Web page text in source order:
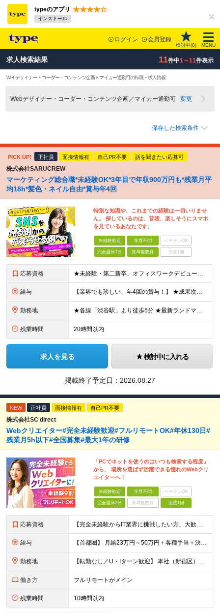
typeのアプリ
インストール
ログイン 会員登録
検討中(0) MENU
求人検索結果 11件中1～11件表示
Webデザイナー・コーダー・コンテンツ企画 × マイカー通勤可の転職・求人情報
Webデザイナー・コーダー・コンテンツ企画／マイカー通勤可 変更
保存した検索条件
PICK UP! 正社員 面接情報有 自己PR不要 話を聞きたい応募可
株式会社SARUCREW
マーケティング総合職*未経験OK*3年目で年収900万円も*残業月平
均18h*髪色・ネイル自由*賞与年4回
特別な知識や、これまでの経験は一切いりませ
ん。 探しているのは、普段、楽しそうにスマホ
を見ているあなたです。
未経験歓迎 学歴不問 ベテランOK
完全週休2日 賞与複数月 面接1回
応募資格 ★未経験・第二新卒、オフィスワークデビュー大歓迎 ★平均年齢は28.6歳！ ★20代の若手メンバーが中心になって活躍している職場です！ ●学歴不問 ※35歳以下の方（若年層の長期キャリア形成） ★こ
給与 【業界でも珍しい、年4回の賞与！】 ★成果次第でスピード昇給可 →20代で年収700万〜900万超も！ ■未経験：月給26〜30万円＋賞与年4回（業績による）＋各種手当 ※経験・スキルを考慮して決定
勤務地 ★各線「渋谷駅」より徒歩5分 ★最新ランドマークオフィスです！ ★転勤はありません 【本社】 東京都渋谷区道玄坂2-25-12 道玄坂通 dogenzaka-dori 5階 ※(変更の範囲)上記を除
残業時間 20時間以内
求人を見る 検討中に入れる
掲載終了予定日： 2026.08.27
NEW 正社員 面接情報有 自己PR不要
株式会社SC direct
Webクリエイター#完全未経験歓迎#フルリモートOK#年休130日#
残業月5h以下#全国募集#最大1年の研修
「PCでネットを使うのはいつも検索する程度」
から、 場所を選ばず活躍できる憧れのWebクリ
エイターへ！
未経験歓迎 学歴不問 ベテランOK
完全週休2日 賞与複数月 面接1回
応募資格 【完全未経験からIT業界に挑戦したい方、大歓迎！】 ●応募年齢制限：34歳まで（若年層の長期キャリア形成を図るため） ★学歴不問・転職回数不問 ★第二新卒・社会人デビューOK 【こんな方を求めていま
給与 【首都圏】 月給23万円～50万円＋各種手当＋決算賞与 【大阪】 月給22万円～50万円＋各種手当＋決算賞与 【愛知】 月給21.5万円～50万円＋各種手当＋決算賞与 【福岡・宮城】 月給20万
勤務地 【転勤なし／U・Iターン歓迎】 本社（新宿区）、大阪支店、名古屋支店または東京都・神奈川県・千葉県・埼玉県・愛知県・大阪府・福岡県をはじめ、全国のプロジェクト先 ※ご希望を最大限考慮して配属先を決定
働き方 フルリモートがメイン
残業時間 10時間以内